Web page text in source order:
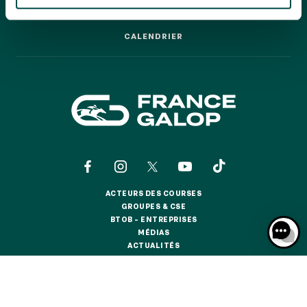
JEUXDI BY PARISLONGCHAMP
TOUS NOS ÉVÉNEMENTS
ABONNEMENTS ANNUELS
ABONNEMENTS ANNUELS
JOURS DE COURSES
LES COURSES PAS À PAS
CALENDRIER
ACTEURS DES COURSES
ACTEURS DES COURSES
GROUPES & CSE
GROUPES & CSE
BTOB – ENTREPRISES
BTOB – ENTREPRISES
MÉDIAS
MÉDIAS
ACTUALITÉS
ACTUALITÉS